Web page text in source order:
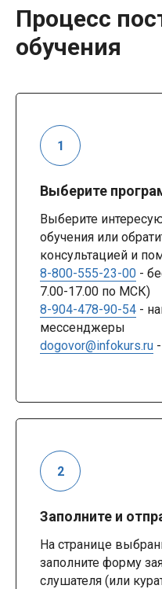
Процесс
обучения
Выберите
Выберите
обучения или
консультацией и
8-800-555-23-00 -
7.00-17.00 по МСК)
8-904-478-90-54 -
мессенджеры
dogovor@infokurs.ru
Заполните и
На странице
заполните форму
слушателя (или